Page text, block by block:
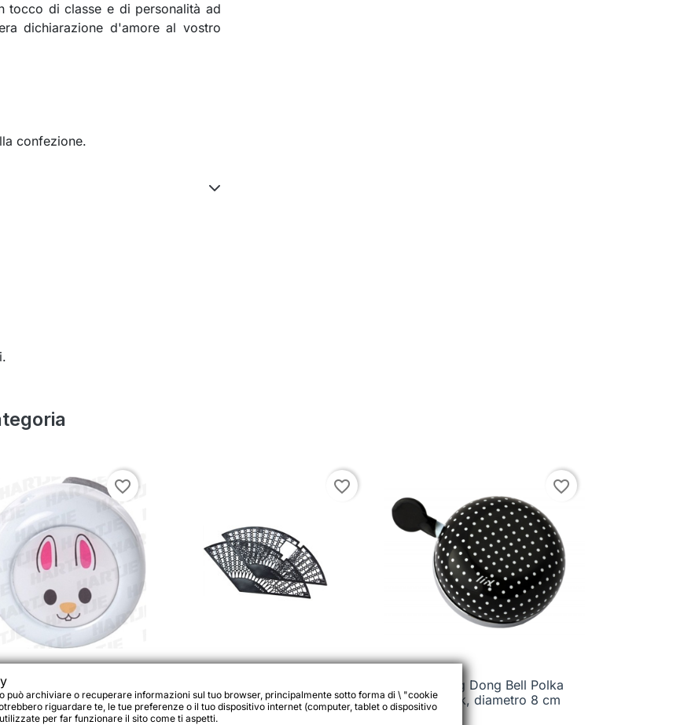
tocco di classe e di personalità ad
dichiarazione d'amore al vostro
confezione.
favorite_border

Campanello per
Coniglietto
favorite_border
in plastica 24", colore nero
favorite_border
Anteprima
Maxi Ding Dong Bell Polka
Dot Black, diametro 8 cm
può archiviare o recuperare informazioni sul tuo browser, principalmente sotto forma di \ "cookie
riguardare te, le tue preferenze o il tuo dispositivo internet (computer, tablet o dispositivo
per far funzionare il sito come ti aspetti.